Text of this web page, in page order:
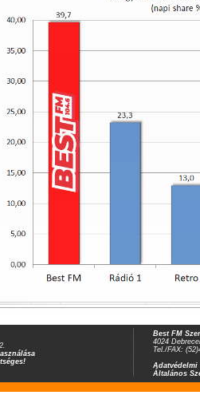
Best FM
4024
Tel./FAX:
Adatvédelmi
Általános